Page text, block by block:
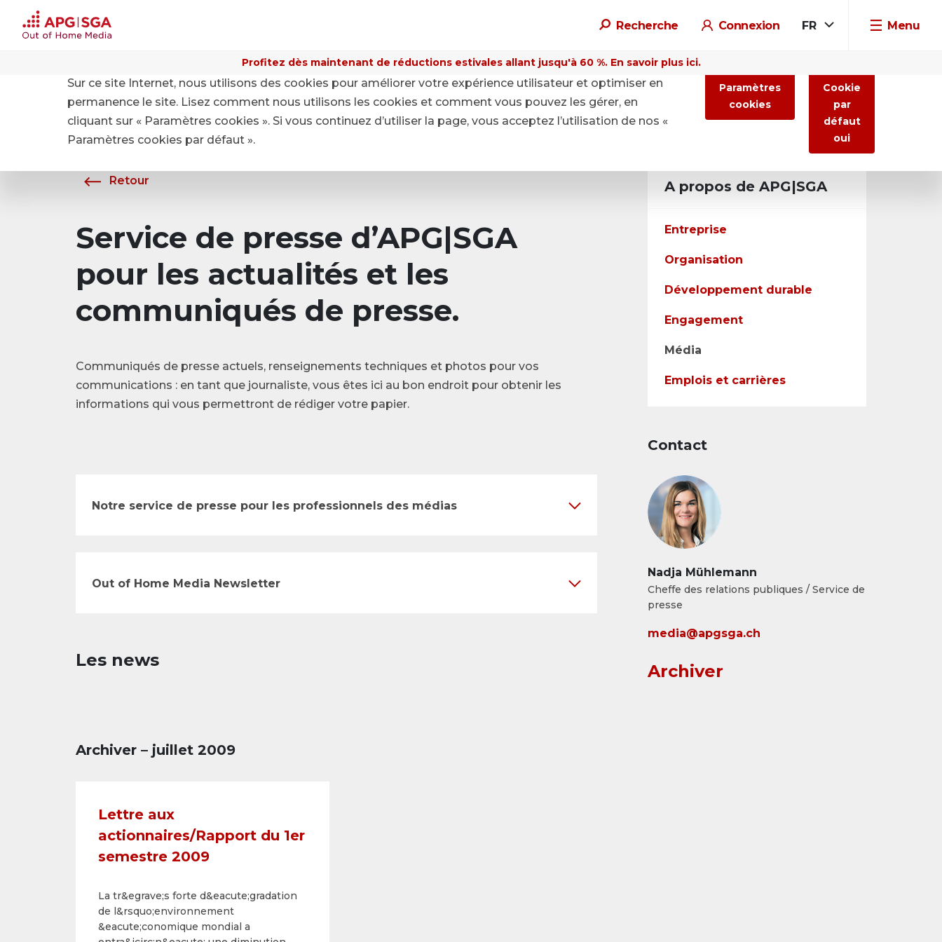
Recherche Connexion FR Menu
Profitez dès maintenant de réductions estivales allant jusqu'à 60 %. En savoir plus ici.
A propos de APG|SGA
Retour
Service de presse d’APG|SGA
pour les actualités et les
communiqués de presse.
Communiqués de presse actuels, renseignements techniques et photos pour vos
communications : en tant que journaliste, vous êtes ici au bon endroit pour obtenir les
informations qui vous permettront de rédiger votre papier.
Notre service de presse pour les professionnels des médias
Out of Home Media Newsletter
Les news
Archiver – juillet 2009
Lettre aux
actionnaires/Rapport du 1er
semestre 2009
La tr&egrave;s forte d&eacute;gradation
de l&rsquo;environnement
&eacute;conomique mondial a
A propos de APG|SGA
Entreprise
Organisation
Développement durable
Engagement
Média
Emplois et carrières
Contact
Nadja Mühlemann
Cheffe des relations publiques / Service de
presse
media@apgsga.ch
Archiver
Sur ce site Internet, nous utilisons des cookies pour améliorer votre expérience utilisateur et optimiser en
permanence le site. Lisez comment nous utilisons les cookies et comment vous pouvez les gérer, en
cliquant sur « Paramètres cookies ». Si vous continuez d’utiliser la page, vous acceptez l’utilisation de nos «
Paramètres cookies par défaut ».
Paramètres
cookies
Cookie
par
défaut
oui